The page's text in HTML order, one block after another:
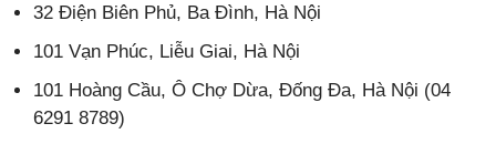
32 Điện Biên Phủ, Ba Đình, Hà Nội
101 Vạn Phúc, Liễu Giai, Hà Nội
101 Hoàng Cầu, Ô Chợ Dừa, Đống Đa, Hà Nội (04
6291 8789)